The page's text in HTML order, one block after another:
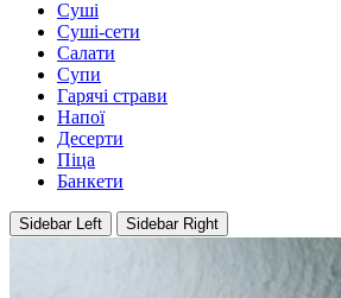
Суші
Суші-сети
Салати
Супи
Гарячі страви
Напої
Десерти
Пiца
Банкети
Sidebar Left Sidebar Right